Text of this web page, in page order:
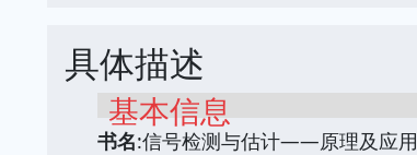
具体描述
基本信息
书名:信号检测与估计——原理及应用